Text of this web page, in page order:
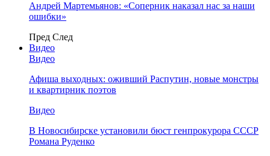
Андрей Мартемьянов: «Соперник наказал нас за наши
ошибки»
Пред След
Видео
Видео
Афиша выходных: оживший Распутин, новые монстры
и квартирник поэтов
Видео
В Новосибирске установили бюст генпрокурора СССР
Романа Руденко